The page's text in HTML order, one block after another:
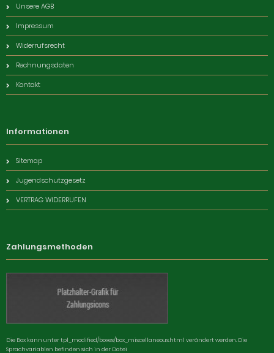
Unsere AGB
Impressum
Widerrufsrecht
Rechnungsdaten
Kontakt
Informationen
Sitemap
Jugendschutzgesetz
VERTRAG WIDERRUFEN
Zahlungsmethoden
Die Box kann unter tpl_modified/boxes/box_miscellaneous.html verändert werden. Die
Sprachvariablen befinden sich in der Datei